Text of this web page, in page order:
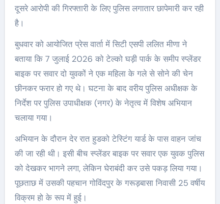
दूसरे आरोपी की गिरफ्तारी के लिए पुलिस लगातार छापेमारी कर रही
है।
बुधवार को आयोजित प्रेस वार्ता में सिटी एसपी ललित मीणा ने
बताया कि 7 जुलाई 2026 को टेल्को घड़ी पार्क के समीप स्प्लेंडर
बाइक पर सवार दो युवकों ने एक महिला के गले से सोने की चेन
छीनकर फरार हो गए थे। घटना के बाद वरीय पुलिस अधीक्षक के
निर्देश पर पुलिस उपाधीक्षक (नगर) के नेतृत्व में विशेष अभियान
चलाया गया।
अभियान के दौरान देर रात हुडको टेस्टिंग यार्ड के पास वाहन जांच
की जा रही थी। इसी बीच स्प्लेंडर बाइक पर सवार एक युवक पुलिस
को देखकर भागने लगा, लेकिन घेराबंदी कर उसे पकड़ लिया गया।
पूछताछ में उसकी पहचान गोविंदपुर के गरूड़बासा निवासी 25 वर्षीय
विक्रम हो के रूप में हुई।